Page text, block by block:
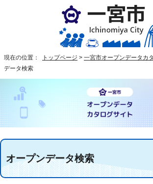
現在の位置： トップページ > 一宮市オープンデータカ
データ検索
オープンデータ検索